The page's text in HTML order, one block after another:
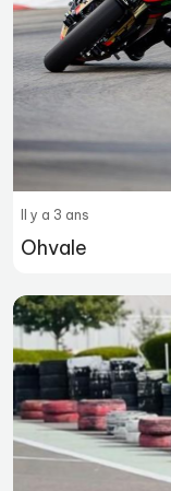
Il y a 3 ans
Ohvale